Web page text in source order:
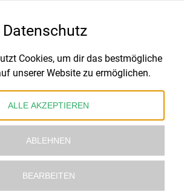
Cookies, um dir das bestmögliche
unserer Website zu ermöglichen.
ALLE AKZEPTIEREN
ABLEHNEN
BEARBEITEN